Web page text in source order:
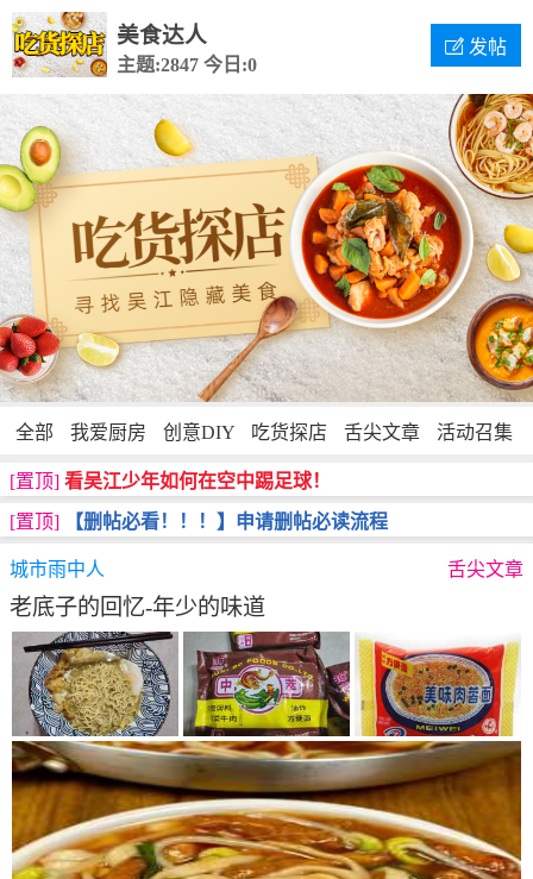
 发帖
美食达人
主题:2847 今日:0
全部 我爱厨房 创意DIY 吃货探店 舌尖文章 活动召集
[置顶] 看吴江少年如何在空中踢足球！
[置顶]
【删帖必看！！！】申请删帖必读流程
城市雨中人 舌尖文章
老底子的回忆-年少的味道